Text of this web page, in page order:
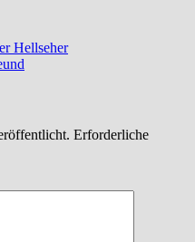
Hellseher
Erforderliche